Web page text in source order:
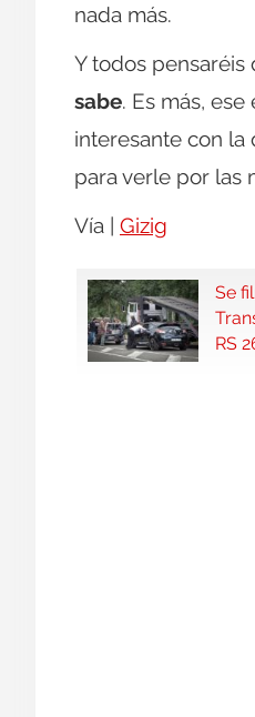
nada más.
Y todos pensaréis
sabe. Es más,
interesante con la
para verle por las
Vía | Gizig
Se
RS